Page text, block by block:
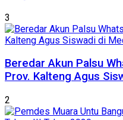
3
Beredar Akun Palsu
Prov. Kalteng Agus
2